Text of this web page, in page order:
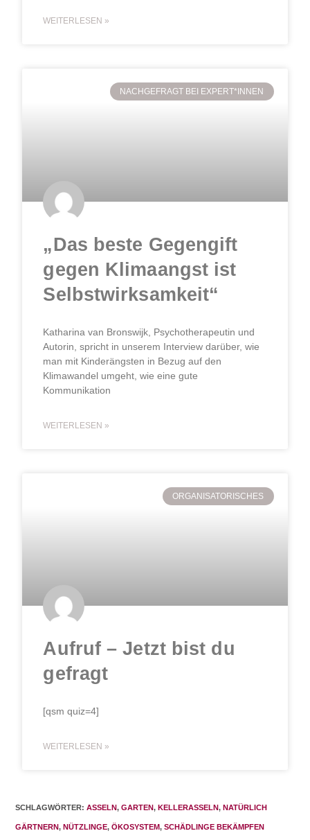
WEITERLESEN »
NACHGEFRAGT BEI EXPERT*INNEN
„Das beste Gegengift
gegen Klimaangst ist
Selbstwirksamkeit“
Katharina van Bronswijk, Psychotherapeutin und
Autorin, spricht in unserem Interview darüber, wie
man mit Kinderängsten in Bezug auf den
Klimawandel umgeht, wie eine gute
Kommunikation
WEITERLESEN »
ORGANISATORISCHES
Aufruf – Jetzt bist du
gefragt
[qsm quiz=4]
WEITERLESEN »
SCHLAGWÖRTER:ASSELN, GARTEN, KELLERASSELN, NATÜRLICH
GÄRTNERN, NÜTZLINGE, ÖKOSYSTEM, SCHÄDLINGE BEKÄMPFEN